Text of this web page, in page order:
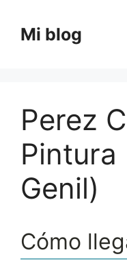
contenido
Mi blog
Perez
Pintura
Genil)
Cómo